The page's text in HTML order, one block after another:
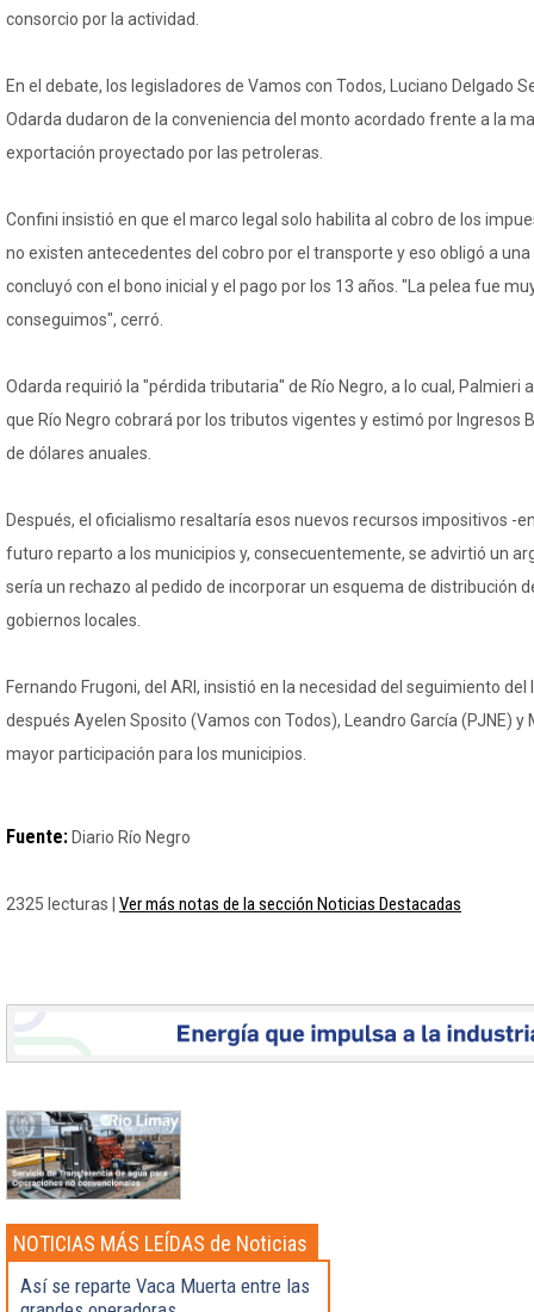
consorcio por la actividad.
En el debate, los legisladores de Vamos con Todos, Luciano Delgado
Odarda dudaron de la conveniencia del monto acordado frente a la
exportación proyectado por las petroleras.
Confini insistió en que el marco legal solo habilita al cobro de los
no existen antecedentes del cobro por el transporte y eso obligó a
concluyó con el bono inicial y el pago por los 13 años. "La pelea fue
conseguimos", cerró.
Odarda requirió la "pérdida tributaria" de Río Negro, a lo cual, Palmieri
que Río Negro cobrará por los tributos vigentes y estimó por Ingresos
de dólares anuales.
Después, el oficialismo resaltaría esos nuevos recursos impositivos -
futuro reparto a los municipios y, consecuentemente, se advirtió un
sería un rechazo al pedido de incorporar un esquema de distribución
gobiernos locales.
Fernando Frugoni, del ARI, insistió en la necesidad del seguimiento
después Ayelen Sposito (Vamos con Todos), Leandro García (PJNE) y
mayor participación para los municipios.
Fuente: Diario Río Negro
2325 lecturas | Ver más notas de la sección Noticias Destacadas
NOTICIAS MÁS LEÍDAS de Noticias
Destacadas
Así se reparte Vaca Muerta entre las